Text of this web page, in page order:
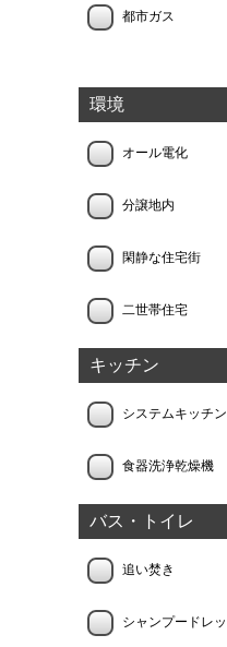
都市ガス
環境
オール電化
分譲地内
閑静な住宅街
二世帯住宅
キッチン
システムキッチン
食器洗浄乾燥機
バス・トイレ
追い焚き
シャンプードレッ